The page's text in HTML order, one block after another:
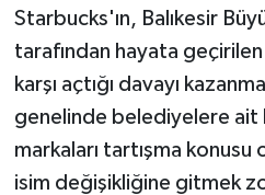
Starbucks'ın, Balıkesir
tarafından hayata geçirilen
karşı açtığı davayı
genelinde belediyelere ait
markaları tartışma konusu
isim değişikliğine gitmek
Teknoloji
Türkiye